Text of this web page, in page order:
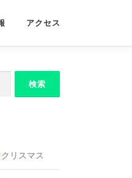
アクセス
クリスマス